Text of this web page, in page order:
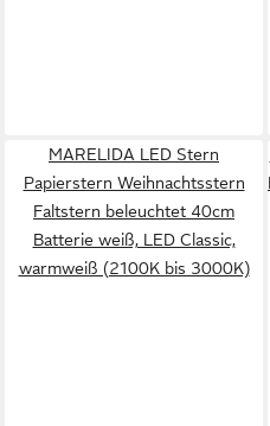
MARELIDA LED Stern
Papierstern Weihnachtsstern
Faltstern beleuchtet 40cm
Batterie weiß, LED Classic,
warmweiß (2100K bis 3000K)